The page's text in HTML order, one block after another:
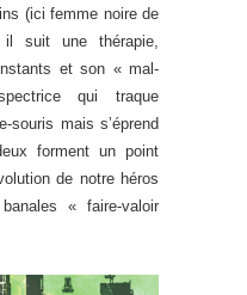
(ici femme noire de
suit une thérapie,
et son « mal-
qui traque
souris mais s’éprend
forment un point
de notre héros
« faire-valoir